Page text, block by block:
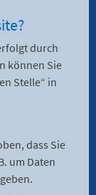
durch
können Sie
Stelle“ in
dass Sie
um Daten